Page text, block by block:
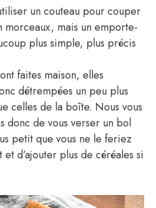
un couteau pour couper
morceaux, mais un emporte-
plus simple, plus précis
faites maison, elles
détrempées un peu plus
celles de la boîte. Nous vous
donc de vous verser un bol
petit que vous ne le feriez
d’ajouter plus de céréales si